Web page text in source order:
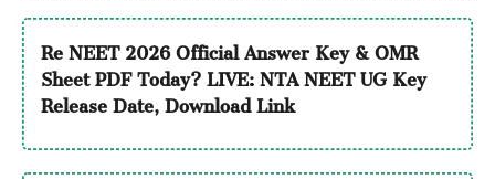
Re NEET 2026 Official Answer Key & OMR
Sheet PDF Today? LIVE: NTA NEET UG Key
Release Date, Download Link